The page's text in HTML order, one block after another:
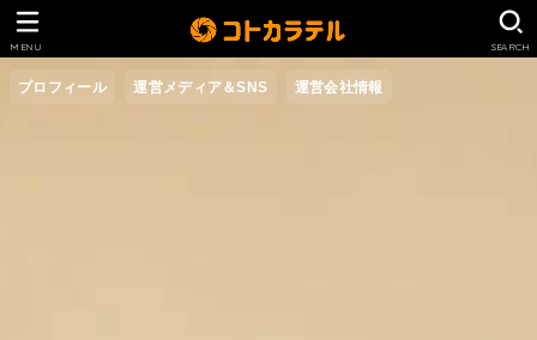
プロフィール 運営メディア＆SNS 運営会社情報
SEARCH
MENU